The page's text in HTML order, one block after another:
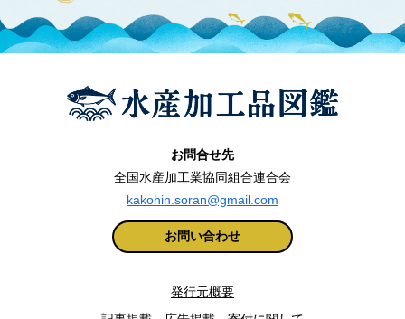
お問合せ先
全国水産加工業協同組合連合会
kakohin.soran@gmail.com
お問い合わせ
発行元概要